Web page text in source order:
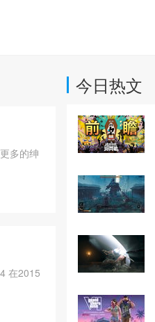
多的绅
在2015
今日热文